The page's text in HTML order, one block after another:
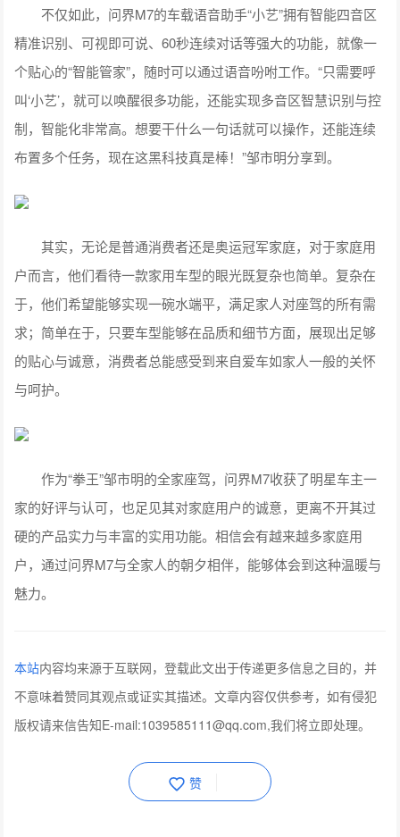
不仅如此，问界M7的车载语音助手“小艺”拥有智能四音区
精准识别、可视即可说、60秒连续对话等强大的功能，就像一
个贴心的“智能管家”，随时可以通过语音吩咐工作。“只需要呼
叫‘小艺’，就可以唤醒很多功能，还能实现多音区智慧识别与控
制，智能化非常高。想要干什么一句话就可以操作，还能连续
布置多个任务，现在这黑科技真是棒！”邹市明分享到。
其实，无论是普通消费者还是奥运冠军家庭，对于家庭用
户而言，他们看待一款家用车型的眼光既复杂也简单。复杂在
于，他们希望能够实现一碗水端平，满足家人对座驾的所有需
求；简单在于，只要车型能够在品质和细节方面，展现出足够
的贴心与诚意，消费者总能感受到来自爱车如家人一般的关怀
与呵护。
作为“拳王”邹市明的全家座驾，问界M7收获了明星车主一
家的好评与认可，也足见其对家庭用户的诚意，更离不开其过
硬的产品实力与丰富的实用功能。相信会有越来越多家庭用
户，通过问界M7与全家人的朝夕相伴，能够体会到这种温暖与
魅力。
本站内容均来源于互联网，登载此文出于传递更多信息之目的，并
不意味着赞同其观点或证实其描述。文章内容仅供参考，如有侵犯
版权请来信告知E-mail:1039585111@qq.com,我们将立即处理。
赞